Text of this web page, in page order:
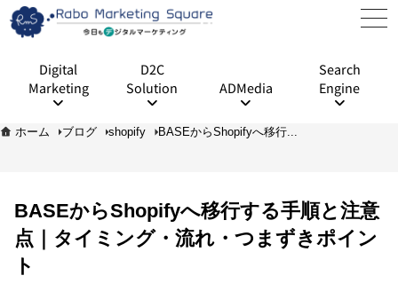
Digital
Marketing
D2C
Solution
ADMedia
Search
Engine
ホーム ブログ shopify BASEからShopifyへ移行...
BASEからShopifyへ移行する手順と注意
点｜タイミング・流れ・つまずきポイン
ト